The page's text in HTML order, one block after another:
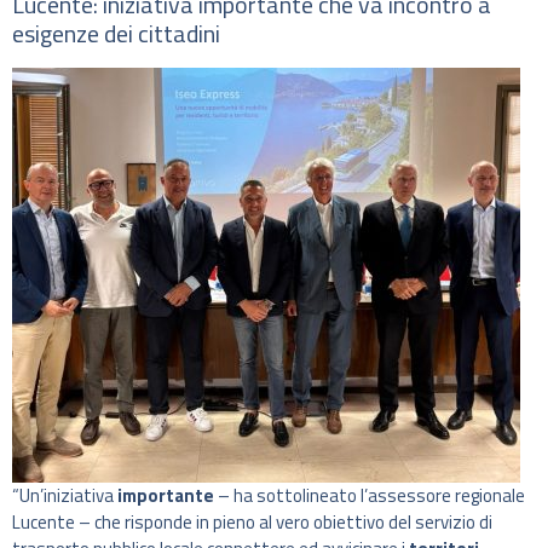
esigenze dei cittadini
“Un’iniziativaimportante – ha sottolineato l’assessore regionale
Lucente – che risponde in pieno al vero obiettivo del servizio di